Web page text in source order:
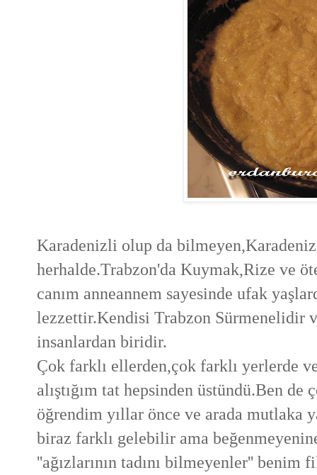
Karadenizli olup da
herhalde.Trabzon'da Kuymak,Rize ve
canım anneannem sayesinde ufak
lezzettir.Kendisi Trabzon Sürmenelidir
insanlardan biridir.
Çok farklı ellerden,çok farklı yerlerde
alıştığım tat hepsinden üstündü.Ben
öğrendim yıllar önce ve arada mutlaka
biraz farklı gelebilir ama
''ağızlarının tadını bilmeyenler'' benim